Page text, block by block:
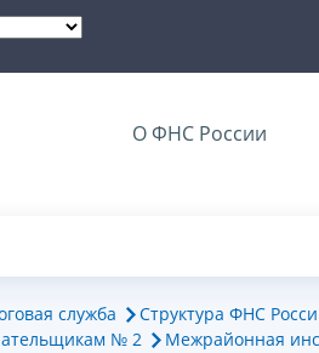
О ФНС России
служба Структура ФНС
№ 2
Межрайонная